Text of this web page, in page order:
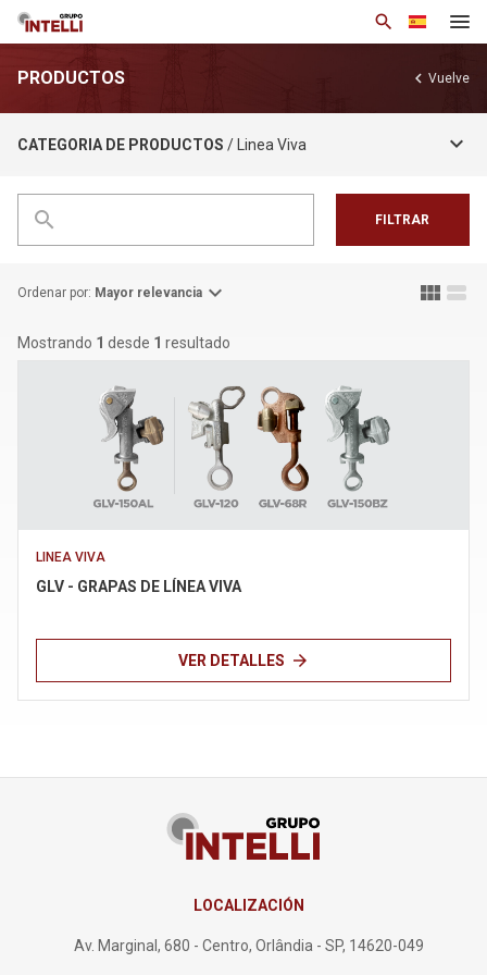
search
Institucional
Productos
Soluciones
Esp
Política de privacidad
Términos de uso
PRODUCTOS chevron_left Vuelve
CATEGORIA DE PRODUCTOS / Linea Viva keyboard_arrow_down
search FILTRAR
Mostrando 1 desde 1 resultado
view_module view_stream
Ordenar por: Mayor relevancia expand_more
LINEA VIVA
GLV - GRAPAS DE LÍNEA VIVA
VER DETALLES arrow_forward
LOCALIZACIÓN
Av. Marginal, 680 - Centro, Orlândia - SP, 14620-049